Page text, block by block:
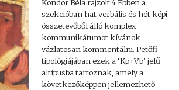
Kondor Béla rajzolt.4 Ebben a
szekcióban hat verbális és hét képi
összetevőből álló komplex
kommunikátumot kívánok
vázlatosan kommentálni. Petőfi
tipológiájában ezek a ‘Kp+Vb’ jelű
altípusba tartoznak, amely a
következőképpen jellemezhető